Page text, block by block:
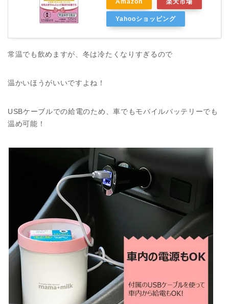
Yahooショッピング
常温でも飲めますが、冬は冷たくなりすぎるので
温かいほうがいいですよね！
USBケーブルでの給電のため、車でもモバイルバッテリーでも
温め可能！